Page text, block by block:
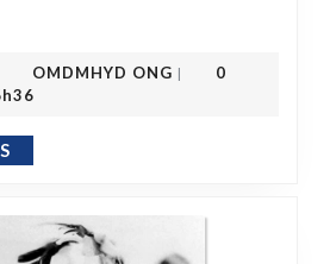
OMDMHYD ONG |
0
EN SAVOIR PLUS